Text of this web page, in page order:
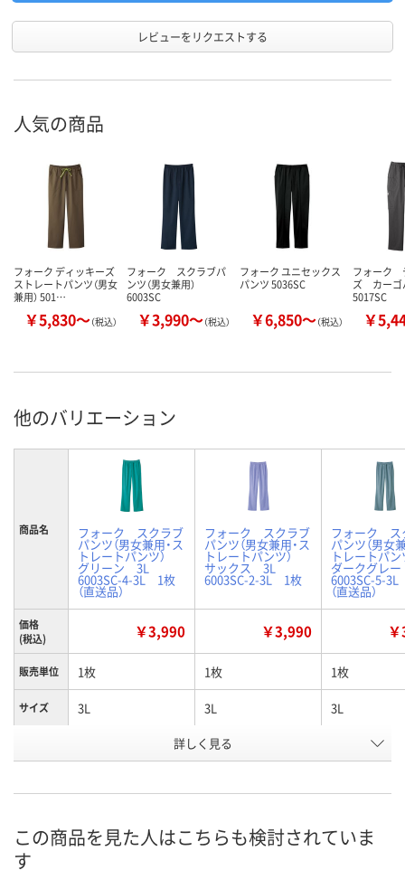
レビューをリクエストする
人気の商品
フォーク ディッキーズ
ストレートパンツ（男女
兼用） 501…
￥5,830～（税込）
フォーク スクラブパ
ンツ（男女兼用）
6003SC
￥3,990～（税込）
フォーク ユニセックス
パンツ 5036SC
￥6,850～（税込）
フォーク
ズ カー
5017SC
￥
他のバリエーション
商品名 フォーク スクラブ
パンツ（男女兼用・ス
トレートパンツ）
グリーン 3L
6003SC-4-3L 1枚
（直送品）
フォーク スクラブ
パンツ（男女兼用・ス
トレートパンツ）
サックス 3L
6003SC-2-3L 1枚
フォーク ス
パンツ（男女
トレートパ
ダークグ
6003SC-5-
（直送品）
価格
(税込)
￥3,990 ￥3,990
販売単位 1枚 1枚 1枚
サイズ 3L 3L 3L
サックス ダークグレー
号
お届け日
詳しく見る
この商品を見た人はこちらも検討されていま
す